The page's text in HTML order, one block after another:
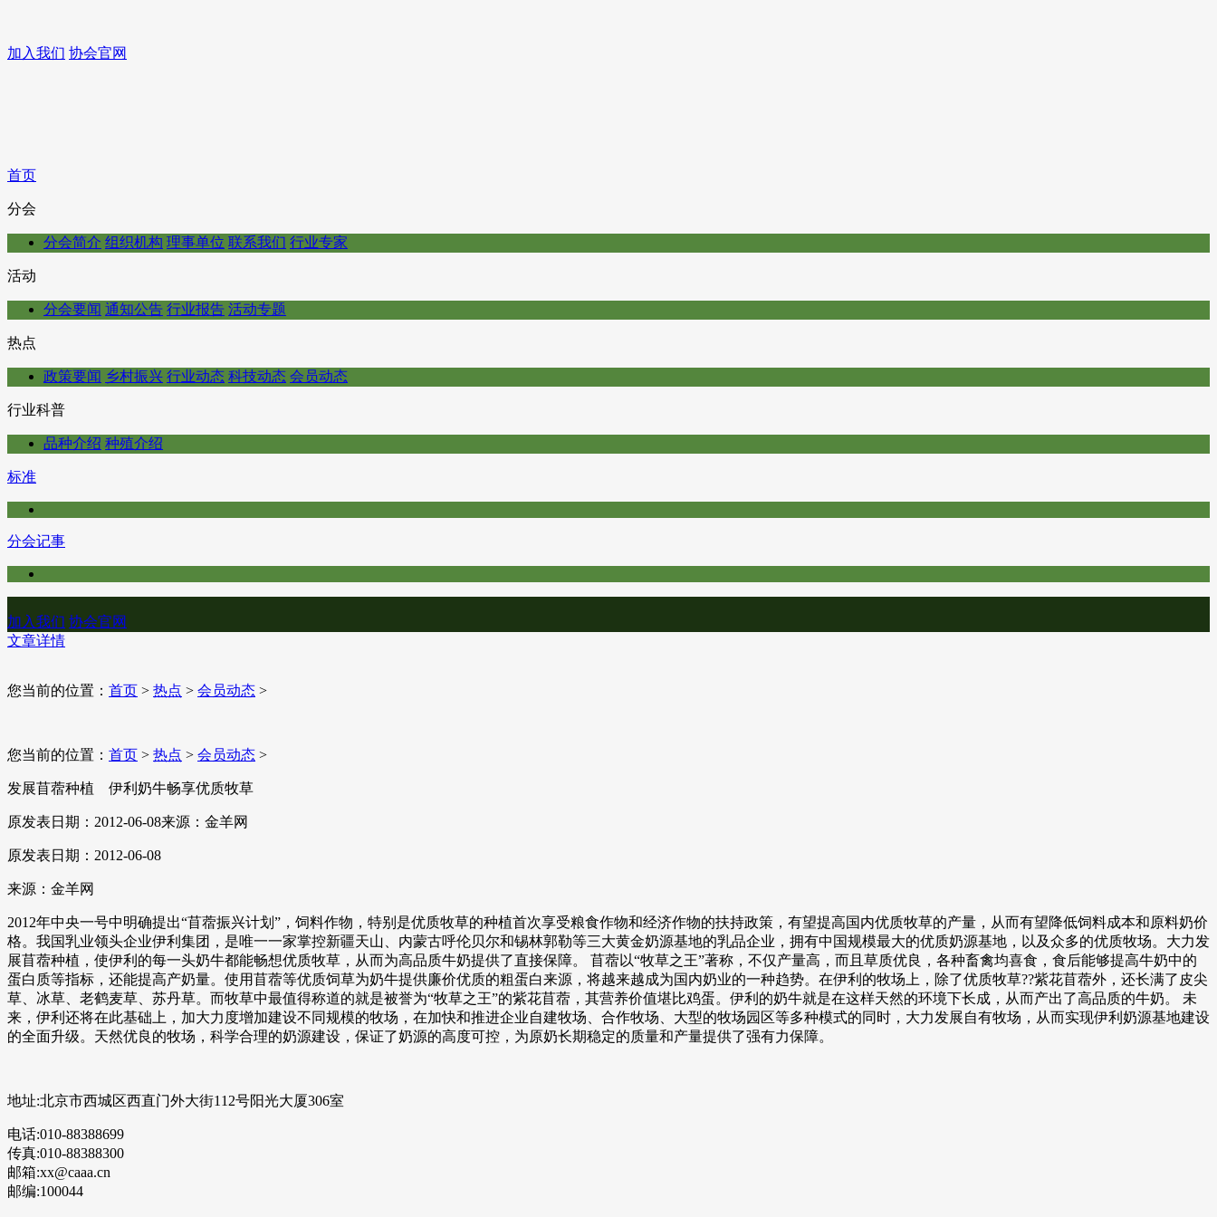
加入我们 协会官网
首页
分会
分会简介 组织机构 理事单位 联系我们 行业专家
活动
分会要闻 通知公告 行业报告 活动专题
热点
政策要闻 乡村振兴 行业动态 科技动态 会员动态
行业科普
品种介绍 种殖介绍
标准
分会记事
加入我们 协会官网
文章详情
您当前的位置： 首页 > 热点 > 会员动态 >
您当前的位置： 首页 > 热点 > 会员动态 >
发展苜蓿种植 伊利奶牛畅享优质牧草
原发表日期：2012-06-08来源：金羊网
原发表日期：2012-06-08
来源：金羊网
2012年中央一号中明确提出“苜蓿振兴计划”，饲料作物，特别是优质牧草的种植首次享受粮食作物和经济作物的扶持政策，有望提高国内优质牧草的产量，从而有望降低饲料成本和原料奶价
格。我国乳业领头企业伊利集团，是唯一一家掌控新疆天山、内蒙古呼伦贝尔和锡林郭勒等三大黄金奶源基地的乳品企业，拥有中国规模最大的优质奶源基地，以及众多的优质牧场。大力发
展苜蓿种植，使伊利的每一头奶牛都能畅想优质牧草，从而为高品质牛奶提供了直接保障。 苜蓿以“牧草之王”著称，不仅产量高，而且草质优良，各种畜禽均喜食，食后能够提高牛奶中的
蛋白质等指标，还能提高产奶量。使用苜蓿等优质饲草为奶牛提供廉价优质的粗蛋白来源，将越来越成为国内奶业的一种趋势。在伊利的牧场上，除了优质牧草??紫花苜蓿外，还长满了皮尖
草、冰草、老鹤麦草、苏丹草。而牧草中最值得称道的就是被誉为“牧草之王”的紫花苜蓿，其营养价值堪比鸡蛋。伊利的奶牛就是在这样天然的环境下长成，从而产出了高品质的牛奶。 未
来，伊利还将在此基础上，加大力度增加建设不同规模的牧场，在加快和推进企业自建牧场、合作牧场、大型的牧场园区等多种模式的同时，大力发展自有牧场，从而实现伊利奶源基地建设
的全面升级。天然优良的牧场，科学合理的奶源建设，保证了奶源的高度可控，为原奶长期稳定的质量和产量提供了强有力保障。
地址:北京市西城区西直门外大街112号阳光大厦306室
电话:010-88388699
传真:010-88388300
邮箱:xx@caaa.cn
邮编:100044